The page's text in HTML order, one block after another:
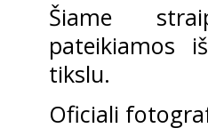
Šiame
pateikiamos
tikslu.
Oficiali